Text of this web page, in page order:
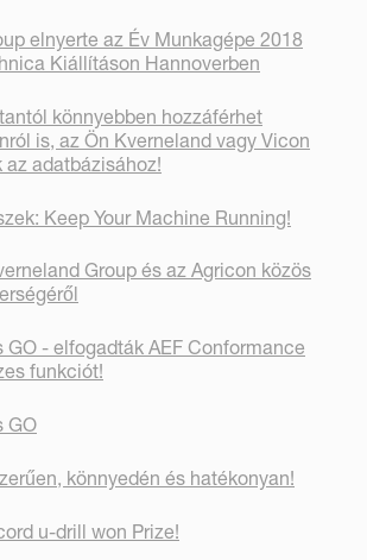
elnyerte az Év Munkagépe 2018
Kiállításon Hannoverben
könnyebben hozzáférhet
is, az Ön Kverneland vagy Vicon
az adatbázisához!
Keep Your Machine Running!
Group és az Agricon közös
GO - elfogadták AEF Conformance
funkciót!
GO
könnyedén és hatékonyan!
u-drill won Prize!